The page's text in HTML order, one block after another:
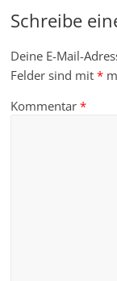
Schreibe
Deine E-Mail-
Felder sind mit*
Kommentar*